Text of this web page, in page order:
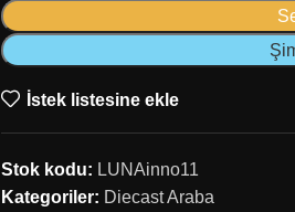
İstek listesine ekle
Stok kodu: LUNAinno11
Kategoriler: Diecast Araba